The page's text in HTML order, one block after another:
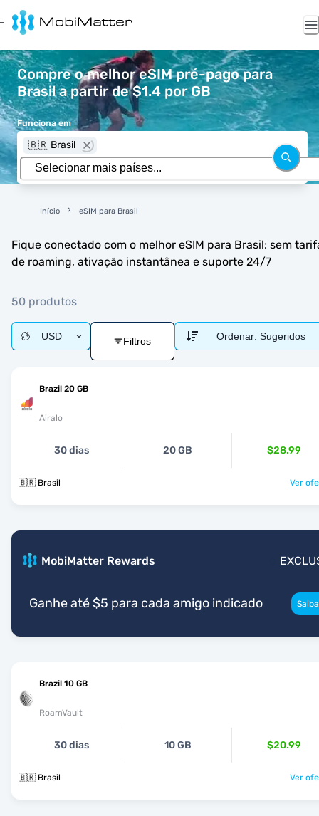
Compre o melhor eSIM pré-pago para
Brasil a partir de $1.4 por GB
Funciona em
🇧🇷 Brasil
Início eSIM para Brasil
Fique conectado com o melhor eSIM para Brasil: sem
de roaming, ativação instantânea e suporte 24/7
50 produtos
USD Filtros Ordenar: Sugeridos
Brazil 20 GB
Airalo
30 dias 20 GB $28.99
🇧🇷 Brasil Ver
MobiMatter Rewards
Ganhe até $5 para cada amigo indicado
Brazil 10 GB
RoamVault
30 dias 10 GB $20.99
🇧🇷 Brasil Ver